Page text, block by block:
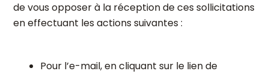
de vous opposer à la réception de ces sollicitations
en effectuant les actions suivantes :
Pour l’e-mail, en cliquant sur le lien de